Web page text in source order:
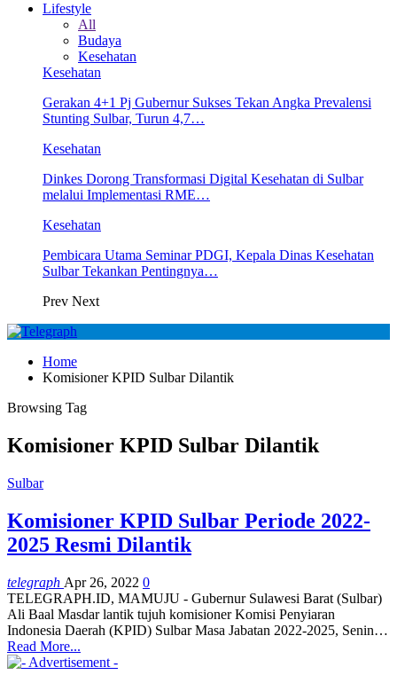
Lifestyle
All
Budaya
Kesehatan
Kesehatan
Gerakan 4+1 Pj Gubernur Sukses Tekan Angka Prevalensi
Stunting Sulbar, Turun 4,7…
Kesehatan
Dinkes Dorong Transformasi Digital Kesehatan di Sulbar
melalui Implementasi RME…
Kesehatan
Pembicara Utama Seminar PDGI, Kepala Dinas Kesehatan
Sulbar Tekankan Pentingnya…
Prev Next
Home
Komisioner KPID Sulbar Dilantik
Browsing Tag
Komisioner KPID Sulbar Dilantik
Sulbar
Komisioner KPID Sulbar Periode 2022-
2025 Resmi Dilantik
telegraph Apr 26, 2022 0
TELEGRAPH.ID, MAMUJU - Gubernur Sulawesi Barat (Sulbar)
Ali Baal Masdar lantik tujuh komisioner Komisi Penyiaran
Indonesia Daerah (KPID) Sulbar Masa Jabatan 2022-2025, Senin…
Read More...